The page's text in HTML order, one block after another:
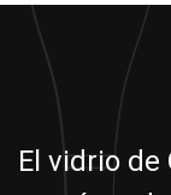
El vidrio de